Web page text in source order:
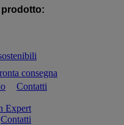
consegna
Contatti
Expert
Contatti